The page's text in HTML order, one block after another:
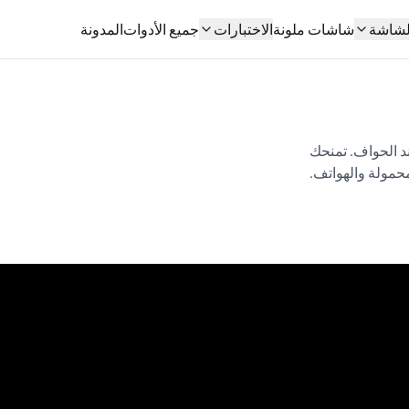
شاشات ملونةالاختبارات جميع الأدواتالمدونة
الحواف. تمنحك
والهواتف.